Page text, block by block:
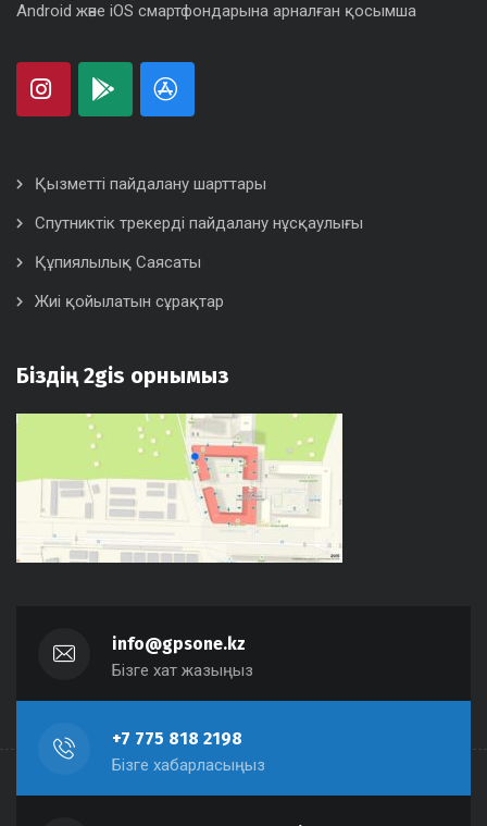
Android және iOS смартфондарына арналған қосымша
Қызметті пайдалану шарттары
Спутниктік трекерді пайдалану нұсқаулығы
Құпиялылық Саясаты
Жиі қойылатын сұрақтар
Біздің 2gis орнымыз
info@gpsone.kz
Бізге хат жазыңыз
+7 775 818 2198
Бізге хабарласыңыз